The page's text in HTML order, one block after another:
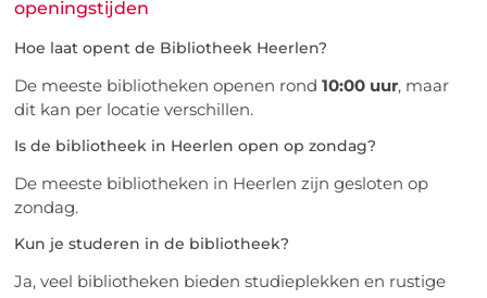
openingstijden
Hoe laat opent de Bibliotheek Heerlen?
De meeste bibliotheken openen rond10:00 uur, maar
dit kan per locatie verschillen.
Is de bibliotheek in Heerlen open op zondag?
De meeste bibliotheken in Heerlen zijn gesloten op
zondag.
Kun je studeren in de bibliotheek?
Ja, veel bibliotheken bieden studieplekken en rustige